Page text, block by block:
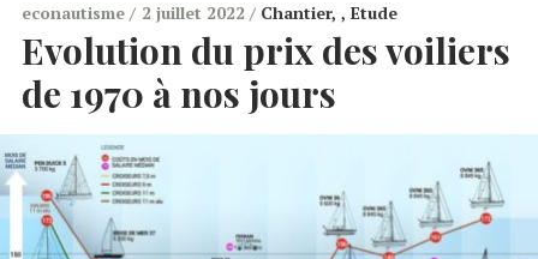
econautisme 2 juillet 2022 Chantier, Etude
Evolution du prix des voiliers
de 1970 à nos jours